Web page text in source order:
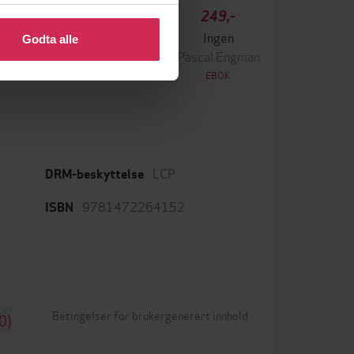
eller endre ditt samtykke.
Godta alle
349,-
Krigen
249,-
Ingen
Pascal Engman
EBOK
DRM-beskyttelse LCP
ISBN 9781472264152
Betingelser for brukergenerert innhold